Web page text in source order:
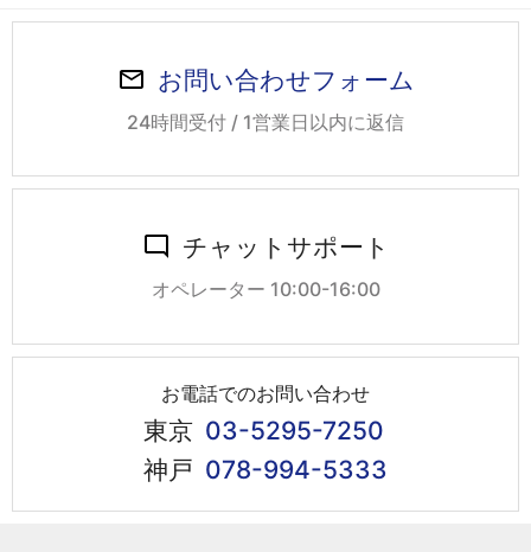
お問い合わせフォーム
24時間受付 / 1営業日以内に返信
チャットサポート
オペレーター 10:00-16:00
お電話でのお問い合わせ
東京 03-5295-7250
神戸 078-994-5333